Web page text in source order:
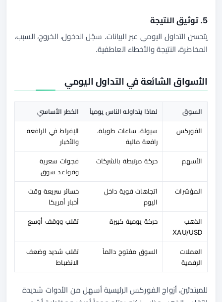
5. توثيق النتيجة
يتحسن التداول اليومي عبر البيانات. سجّل الدخول، الخروج، السبب،
المخاطرة، النتيجة والأخطاء العاطفية.
الأسواق الشائعة في التداول اليومي
السوق لماذا يتداوله الناس يومياً الخطر الأساسي
الفوركس
سيولة، ساعات طويلة،
رافعة مالية
الإفراط في الرافعة
والأخبار
الأسهم حركة مرتبطة بالشركات
فجوات سعرية
وقواعد سوق
المؤشرات
اتجاهات قوية داخل
اليوم
خسائر سريعة وقت
أخبار أمريكا
الذهب
XAU/USD
حركة يومية كبيرة تقلب ووقف أوسع
العملات
الرقمية
السوق مفتوح دائماً
تقلب شديد وضعف
الانضباط
للمبتدئين، أزواج الفوركس الرئيسية أسهل من الأدوات شديدة